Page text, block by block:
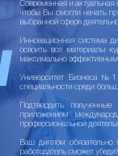
Современная и актуальная
чтобы Вы смогли начать
выбранной сфере
Инновационная система
освоить все материалы
максимально
Университет Бизнеса №1
специальности среди
Подтвердить
приложением
профессиональной
Ваш диплом обязательно
работодатель сможет